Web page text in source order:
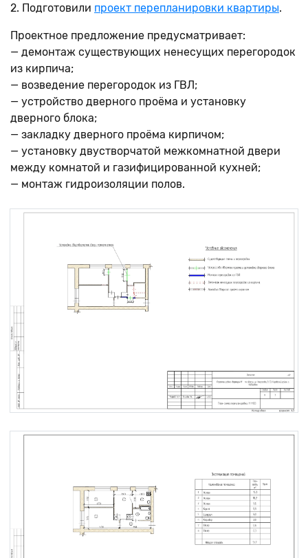
2. Подготовили проект перепланировки квартиры.
Проектное предложение предусматривает:
— демонтаж существующих ненесущих перегородок
из кирпича;
— возведение перегородок из ГВЛ;
— устройство дверного проёма и установку
дверного блока;
— закладку дверного проёма кирпичом;
— установку двустворчатой межкомнатной двери
между комнатой и газифицированной кухней;
— монтаж гидроизоляции полов.